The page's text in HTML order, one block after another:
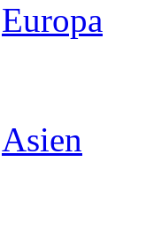
Europa
Asien